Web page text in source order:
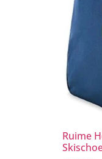
Ruime